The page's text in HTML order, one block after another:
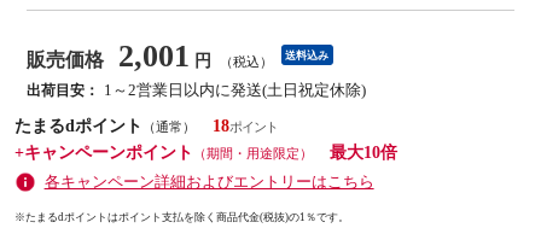
販売価格 2,001 円 （税込） 送料込み
出荷目安：
1～2営業日以内に発送(土日祝定休除)
たまるdポイント
（通常）
18
+キャンペーンポイント
（期間・用途限定）
最大10倍
各キャンペーン詳細およびエントリーはこちら
※たまるdポイントはポイント支払を除く商品代金(税抜)の1％です。